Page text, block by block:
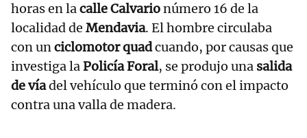
horas en lacalle Calvarionúmero 16 de la
localidad de Mendavia. El hombre circulaba
con unciclomotor quadcuando, por causas que
investiga laPolicía Foral, se produjo una salida
de víadel vehículo que terminó con el impacto
contra una valla de madera.